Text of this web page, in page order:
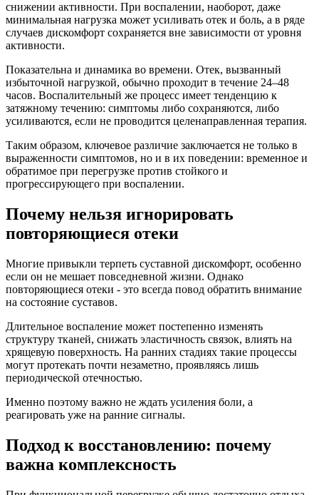
снижении активности. При воспалении, наоборот, даже
минимальная нагрузка может усиливать отек и боль, а в ряде
случаев дискомфорт сохраняется вне зависимости от уровня
активности.
Показательна и динамика во времени. Отек, вызванный
избыточной нагрузкой, обычно проходит в течение 24–48
часов. Воспалительный же процесс имеет тенденцию к
затяжному течению: симптомы либо сохраняются, либо
усиливаются, если не проводится целенаправленная терапия.
Таким образом, ключевое различие заключается не только в
выраженности симптомов, но и в их поведении: временное и
обратимое при перегрузке против стойкого и
прогрессирующего при воспалении.
Почему нельзя игнорировать
повторяющиеся отеки
Многие привыкли терпеть суставной дискомфорт, особенно
если он не мешает повседневной жизни. Однако
повторяющиеся отеки - это всегда повод обратить внимание
на состояние суставов.
Длительное воспаление может постепенно изменять
структуру тканей, снижать эластичность связок, влиять на
хрящевую поверхность. На ранних стадиях такие процессы
могут протекать почти незаметно, проявляясь лишь
периодической отечностью.
Именно поэтому важно не ждать усиления боли, а
реагировать уже на ранние сигналы.
Подход к восстановлению: почему
важна комплексность